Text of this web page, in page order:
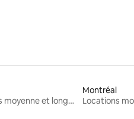
Locations moyenne et longue durée
Montréal